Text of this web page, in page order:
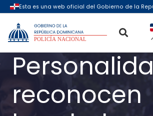
reconocen